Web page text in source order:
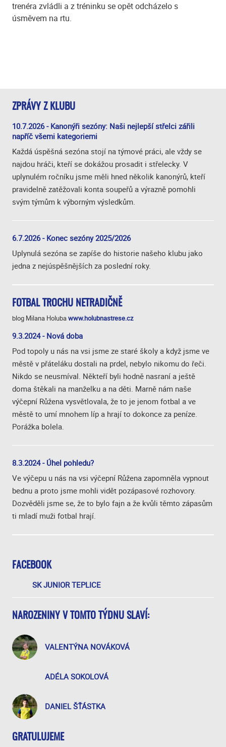
FACEBOOK
SK JUNIOR TEPLICE
NAROZENINY V TOMTO TÝDNU SLAVÍ:
VALENTÝNA NOVÁKOVÁ
ADÉLA SOKOLOVÁ
DANIEL ŠŤÁSTKA
GRATULUJEME
trenéra zvládli a z tréninku se opět odcházelo s
úsměvem na rtu.
ZPRÁVY Z KLUBU
10.7.2026 - Kanonýři sezóny: Naši nejlepší střelci zářili
napříč všemi kategoriemi
Každá úspěšná sezóna stojí na týmové práci, ale vždy se
najdou hráči, kteří se dokážou prosadit i střelecky. V
uplynulém ročníku jsme měli hned několik kanonýrů, kteří
pravidelně zatěžovali konta soupeřů a výrazně pomohli
svým týmům k výborným výsledkům.
6.7.2026 - Konec sezóny 2025/2026
Uplynulá sezóna se zapíše do historie našeho klubu jako
jedna z nejúspěšnějších za poslední roky.
FOTBAL TROCHU NETRADIČNĚ
blog Milana Holubawww.holubnastrese.cz
9.3.2024 - Nová doba
Pod topoly u nás na vsi jsme ze staré školy a když jsme ve
městě v přáteláku dostali na prdel, nebylo nikomu do řeči.
Nikdo se neusmíval. Někteří byli hodně nasraní a ještě
doma štěkali na manželku a na děti. Marně nám naše
výčepní Růžena vysvětlovala, že to je jenom fotbal a ve
městě to umí mnohem líp a hrají to dokonce za peníze.
Porážka bolela.
8.3.2024 - Úhel pohledu?
Ve výčepu u nás na vsi výčepní Růžena zapomněla vypnout
bednu a proto jsme mohli vidět pozápasové rozhovory.
Dozvěděli jsme se, že to bylo fajn a že kvůli těmto zápasům
ti mladí muži fotbal hrají.